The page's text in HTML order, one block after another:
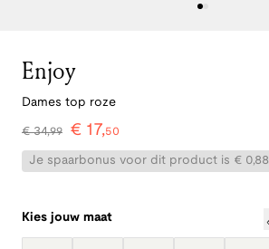
Enjoy
Dames top roze
€34,99 € 17,50
Je spaarbonus voor dit product is € 0,88
Kies jouw maat